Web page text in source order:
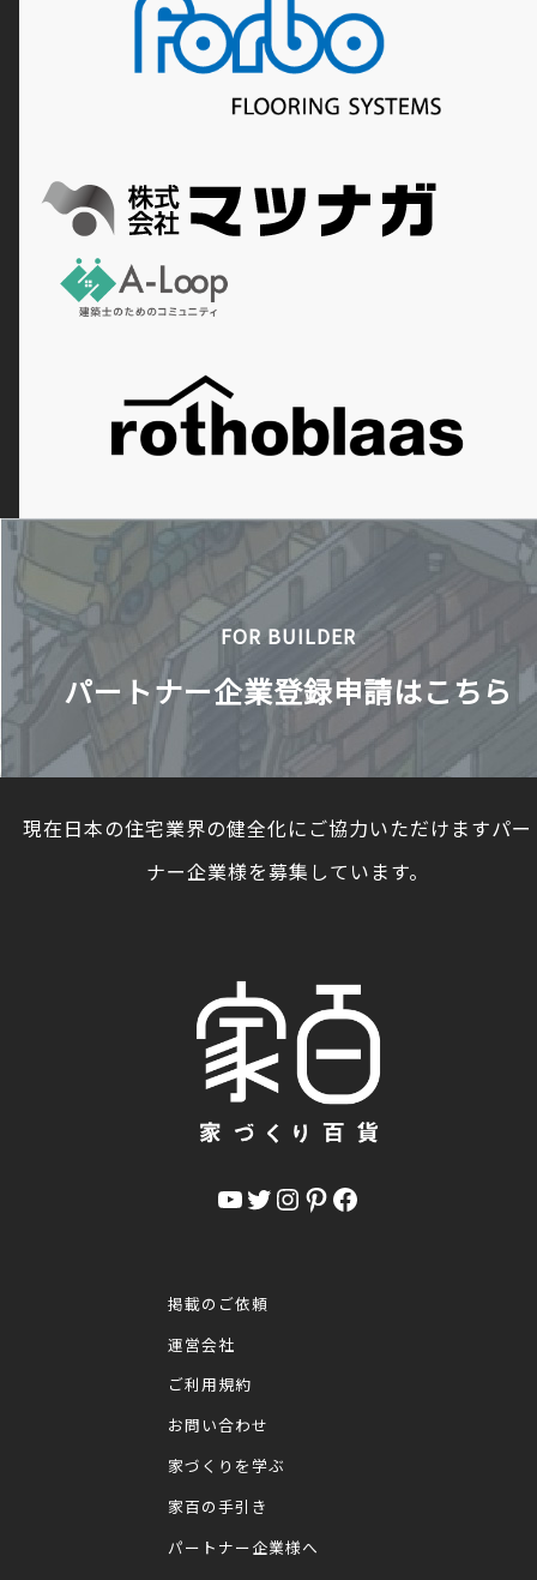
FOR BUILDER
パートナー企業登録申請はこちら
現在日本の住宅業界の健全化にご協力いただけますパ
ナー企業様を募集しています。
YouTube Twitter InstagramPinterest Facebook
掲載のご依頼
運営会社
ご利用規約
お問い合わせ
家づくりを学ぶ
家百の手引き
パートナー企業様へ